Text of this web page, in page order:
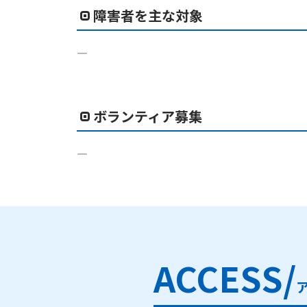
障害者を主な対象
―
ボランティア募集
―
ACCESS/